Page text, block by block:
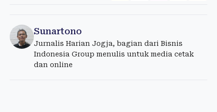
Sunartono
Jurnalis Harian Jogja, bagian dari Bisnis
Indonesia Group menulis untuk media cetak
dan online